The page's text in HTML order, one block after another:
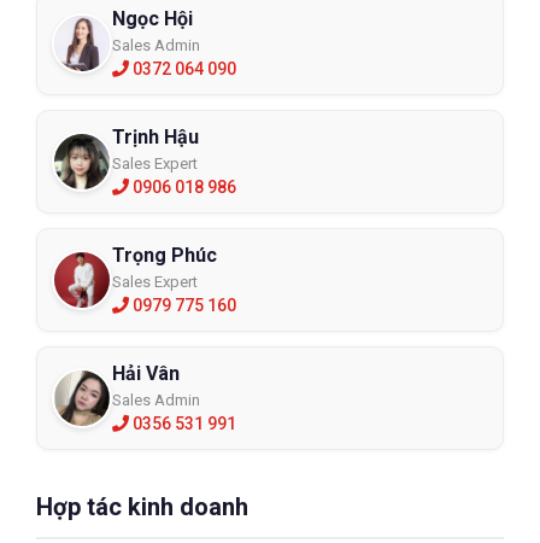
Ngọc Hội
Sales Admin
0372 064 090
Trịnh Hậu
Sales Expert
0906 018 986
Trọng Phúc
Sales Expert
0979 775 160
Hải Vân
Sales Admin
0356 531 991
Hợp tác kinh doanh